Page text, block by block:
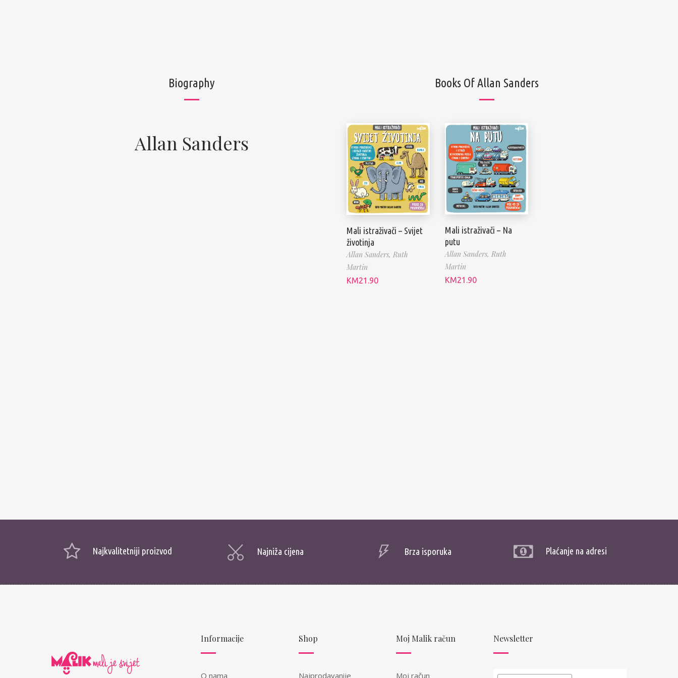
Biography
Allan Sanders
Books Of Allan Sanders
Mali istraživači – Svijet
životinja
Allan Sanders, Ruth
Martin
KM21.90
Mali istraživači – Na
putu
Allan Sanders, Ruth
Martin
KM21.90
Najkvalitetniji proizvod Najniža cijena Brza isporuka Plaćanje na adresi
Informacije
O nama
Shop
Najprodavanije
Moj Malik račun
Moj račun
Newsletter